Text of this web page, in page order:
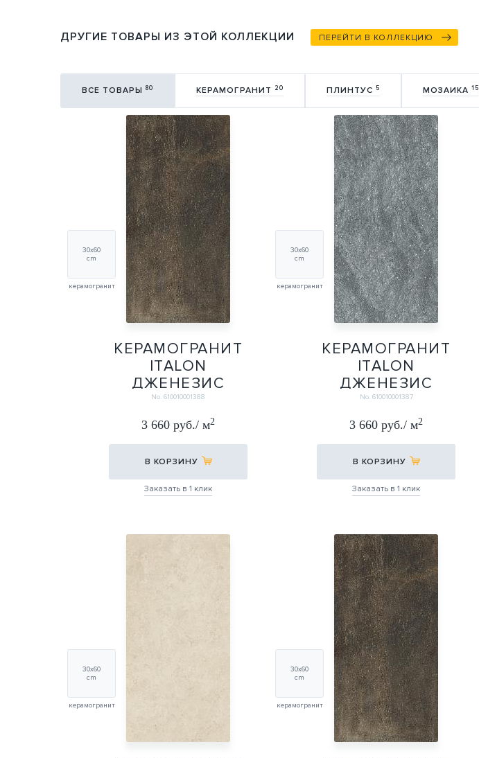
ДРУГИЕ ТОВАРЫ ИЗ ЭТОЙ КОЛЛЕКЦИИ ПЕРЕЙТИ В КОЛЛЕКЦИЮ
ВСЕ ТОВАРЫ 80 КЕРАМОГРАНИТ 20 ПЛИНТУС 5 МОЗАИКА 15
30х60
cm
керамогранит
КЕРАМОГРАНИТ
ITALON
ДЖЕНЕЗИС
МЕРКУРИ БРАУН
ГРИП 30Х60
30Х60
No. 610010001388
3 660 руб./ м2
В КОРЗИНУ
Заказать в 1 клик
30х60
cm
керамогранит
КЕРАМОГРАНИТ
ITALON
ДЖЕНЕЗИС
ЮПИТЕР
СИЛВЕР ГРИП
30Х60
30Х60
No. 610010001387
3 660 руб./ м2
В КОРЗИНУ
Заказать в 1 клик
30х60
cm
керамогранит
30х60
cm
керамогранит